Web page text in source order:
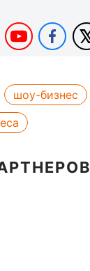
шоу-бизнес